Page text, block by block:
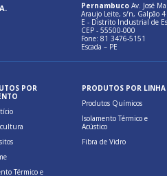
Pernambuco Av. José
Araujo Leite, s/n, Galpão 4
E - Distrito Industrial de
CEP - 55500-000
Fone: 81 3476-5151
Escada – PE
POR
Térmico e
PRODUTOS POR LINHA
Produtos Químicos
Isolamento Térmico e
Acústico
Fibra de Vidro